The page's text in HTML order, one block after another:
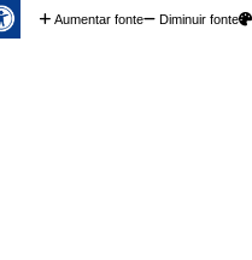
Aumentar fonte Diminuir fonte